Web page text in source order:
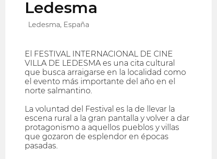
Ledesma
Ledesma, España
El FESTIVAL INTERNACIONAL DE CINE
VILLA DE LEDESMA es una cita cultural
que busca arraigarse en la localidad como
el evento más importante del año en el
norte salmantino.
La voluntad del Festival es la de llevar la
escena rural a la gran pantalla y volver a dar
protagonismo a aquellos pueblos y villas
que gozaron de esplendor en épocas
pasadas.